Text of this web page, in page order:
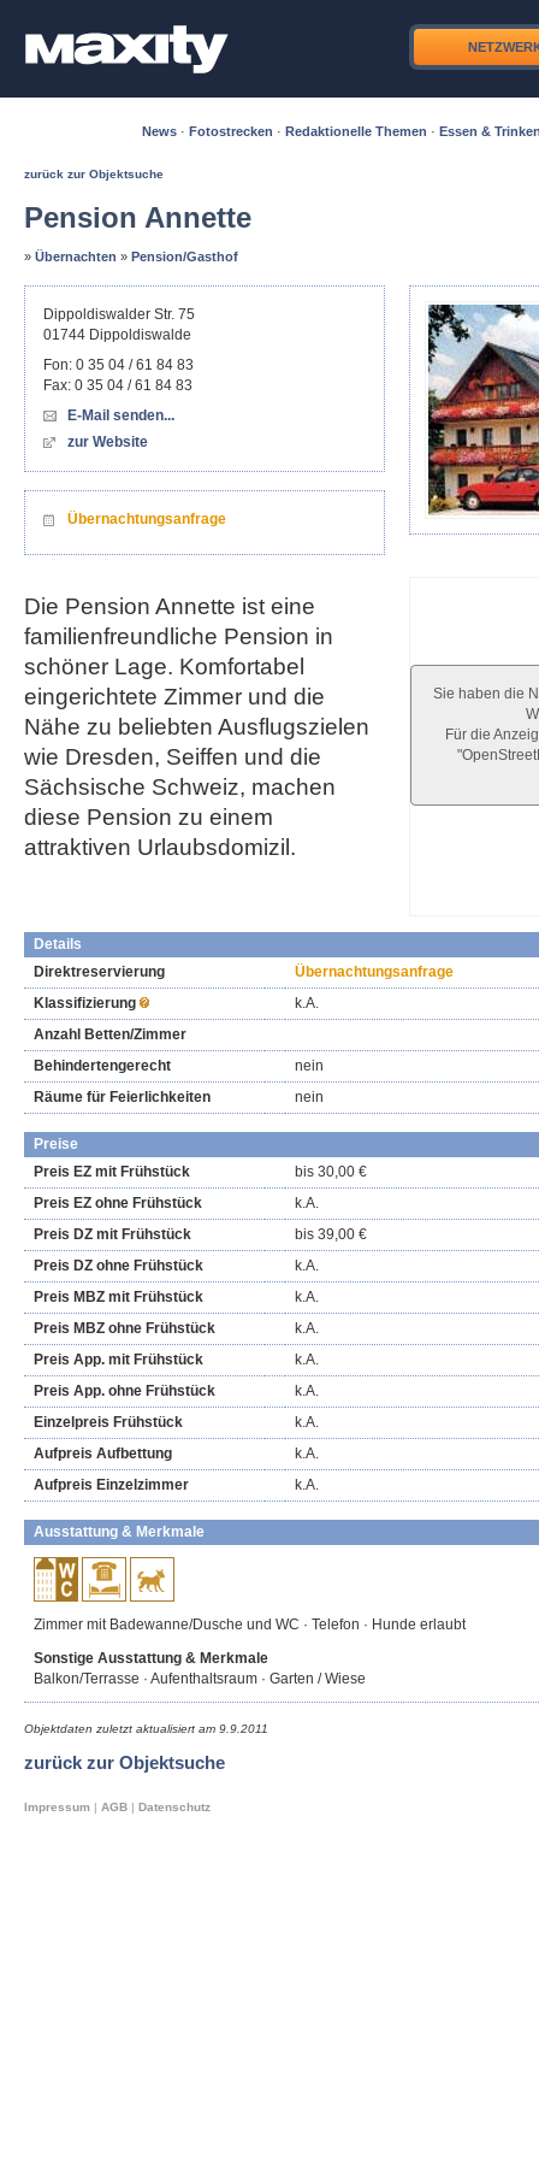
News · Fotostrecken · Redaktionelle Themen · Essen &
zurück zur Objektsuche
Pension Annette
» Übernachten » Pension/Gasthof
Sie haben die
Für die
Dippoldiswalder Str. 75
01744 Dippoldiswalde
Fon: 0 35 04 / 61 84 83
Fax: 0 35 04 / 61 84 83
E-Mail senden...
zur Website
Übernachtungsanfrage
Die Pension Annette ist eine
familienfreundliche Pension in
schöner Lage. Komfortabel
eingerichtete Zimmer und die
Nähe zu beliebten Ausflugszielen
wie Dresden, Seiffen und die
Sächsische Schweiz, machen
diese Pension zu einem
attraktiven Urlaubsdomizil.
Details
Direktreservierung
Übernachtungsanfrage
Klassifizierung
k.A.
Anzahl Betten/Zimmer
Behindertengerecht
nein
Räume für Feierlichkeiten
nein
Preise
Preis EZ mit Frühstück
bis 30,00 €
Preis EZ ohne Frühstück
k.A.
Preis DZ mit Frühstück
bis 39,00 €
Preis DZ ohne Frühstück
k.A.
Preis MBZ mit Frühstück
k.A.
Preis MBZ ohne Frühstück
k.A.
Preis App. mit Frühstück
k.A.
Preis App. ohne Frühstück
k.A.
Einzelpreis Frühstück
k.A.
Aufpreis Aufbettung
k.A.
Aufpreis Einzelzimmer
k.A.
Ausstattung & Merkmale
Zimmer mit Badewanne/Dusche und WC · Telefon · Hunde erlaubt
Sonstige Ausstattung & Merkmale
Balkon/Terrasse · Aufenthaltsraum · Garten / Wiese
Objektdaten zuletzt aktualisiert am 9.9.2011
zurück zur Objektsuche
Impressum | AGB | Datenschutz